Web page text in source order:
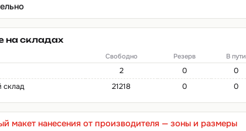
на складах
Свободно Резерв В пути
2 0
0
склад
21218 0 0
макет нанесения от производителя — зоны и размеры